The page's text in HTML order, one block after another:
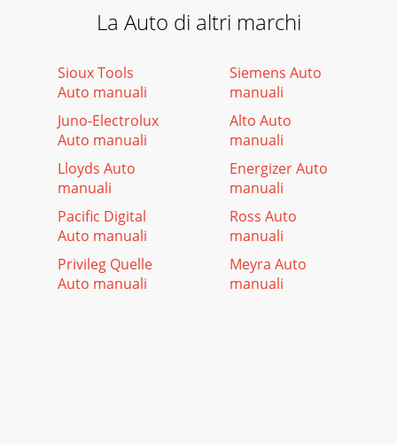
La Auto di altri marchi
Sioux Tools
Auto manuali
Juno-Electrolux
Auto manuali
Lloyds Auto
manuali
Pacific Digital
Auto manuali
Privileg Quelle
Auto manuali
Siemens Auto
manuali
Alto Auto
manuali
Energizer Auto
manuali
Ross Auto
manuali
Meyra Auto
manuali